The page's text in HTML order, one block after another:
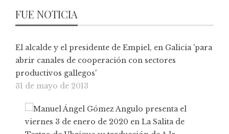
FUE NOTICIA
El alcalde y el presidente de Empiel, en Galicia 'para
abrir canales de cooperación con sectores
productivos gallegos'
31 de mayo de 2013